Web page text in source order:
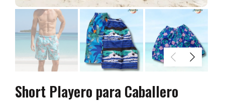
Short Playero para Caballero